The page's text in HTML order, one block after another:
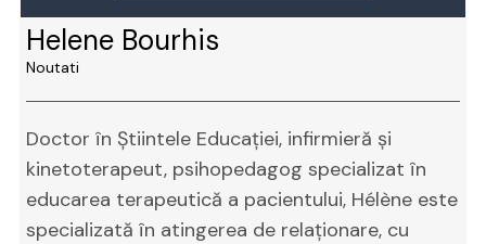
Helene Bourhis
Noutati
Doctor în Știintele Educației, infirmieră și
kinetoterapeut, psihopedagog specializat în
educarea terapeutică a pacientului, Hélène este
specializată în atingerea de relaționare, cu